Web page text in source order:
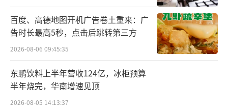
百度、高德地图开机广告卷土重来：广
告时长最高5秒，点击后跳转第三方
2026-08-06 09:45:35
东鹏饮料上半年营收124亿，冰柜预算
半年烧完，华南增速见顶
2026-08-05 14:13:37